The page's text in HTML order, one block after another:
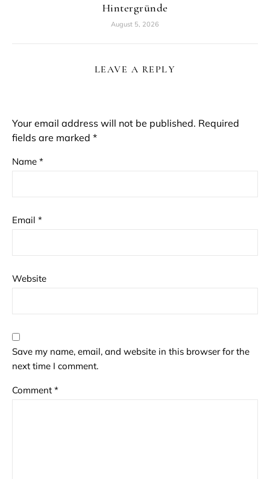
Hintergründe
August 5, 2026
LEAVE A REPLY
Your email address will not be published. Required
fields are marked *
Name *
Email *
Website
Save my name, email, and website in this browser for the
next time I comment.
Comment *